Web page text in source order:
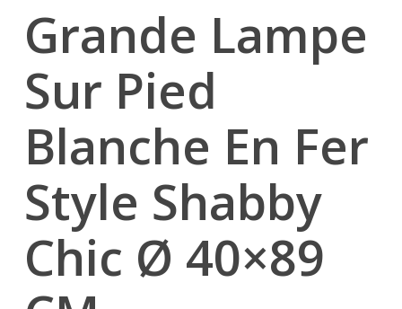
Grande Lampe
Sur Pied
Blanche En Fer
Style Shabby
Chic Ø 40×89